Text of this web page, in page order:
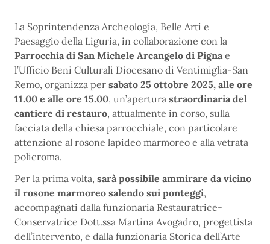
La Soprintendenza Archeologia, Belle Arti e
Paesaggio della Liguria, in collaborazione con la
Parrocchia di San Michele Arcangelo di Pigna e
l’Ufficio Beni Culturali Diocesano di Ventimiglia-San
Remo, organizza per sabato 25 ottobre 2025, alle ore
11.00 e alle ore 15.00, un’apertura straordinaria del
cantiere di restauro, attualmente in corso, sulla
facciata della chiesa parrocchiale, con particolare
attenzione al rosone lapideo marmoreo e alla vetrata
policroma.
Per la prima volta, sarà possibile ammirare da vicino
il rosone marmoreo salendo sui ponteggi,
accompagnati dalla funzionaria Restauratrice-
Conservatrice Dott.ssa Martina Avogadro, progettista
dell’intervento, e dalla funzionaria Storica dell’Arte